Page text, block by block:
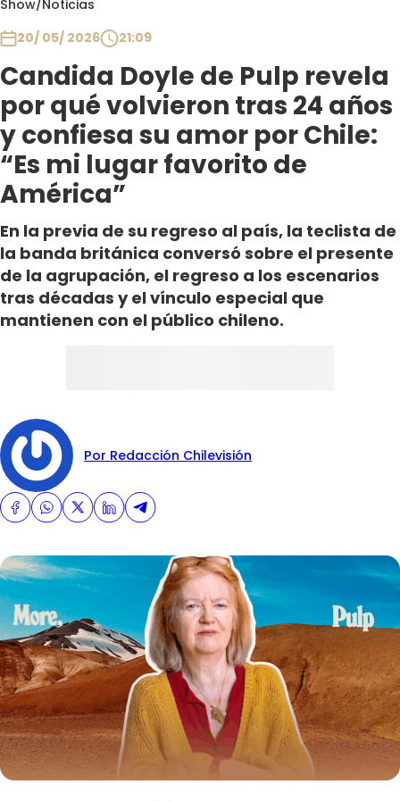
Show/Noticias
20/ 05/ 2026
21:09
Candida Doyle de Pulp revela
por qué volvieron tras 24 años
y confiesa su amor por Chile:
“Es mi lugar favorito de
América”
En la previa de su regreso al país, la teclista de
la banda británica conversó sobre el presente
de la agrupación, el regreso a los escenarios
tras décadas y el vínculo especial que
mantienen con el público chileno.
Por Redacción Chilevisión
Club De La Comedia
Contigo en Directo
Plan Perfecto
El Tiempo
Sabingo
Todos Los Programas